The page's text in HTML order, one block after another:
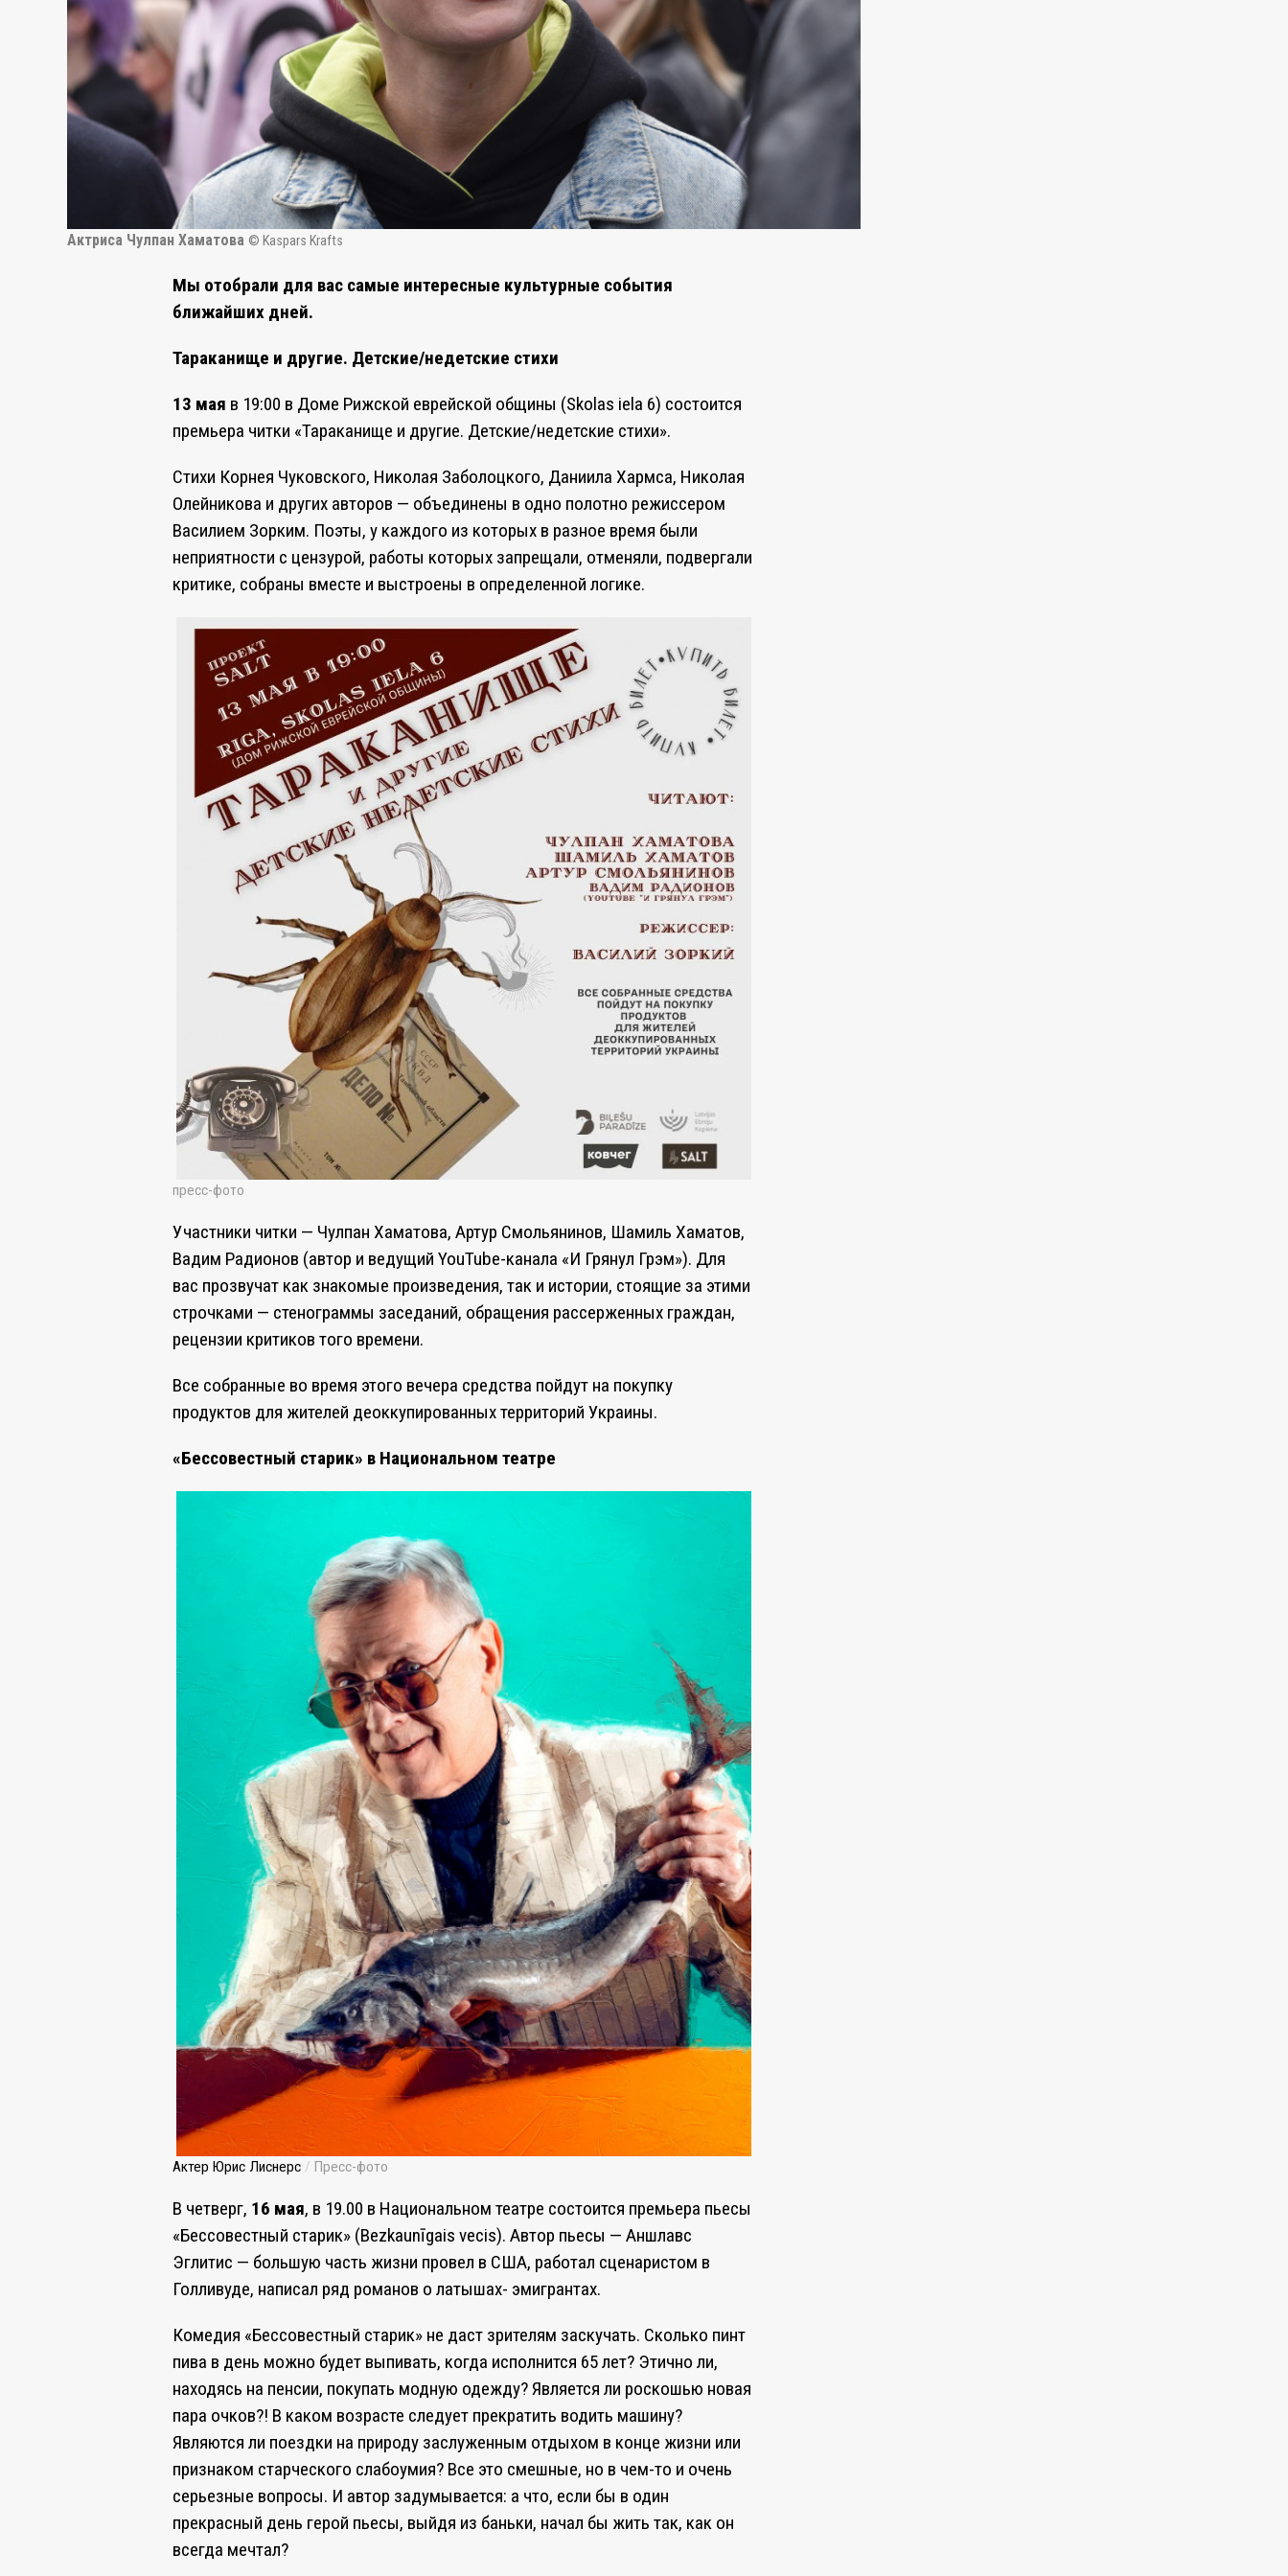
Актриса Чулпан Хаматова © Kaspars Krafts
Мы отобрали для вас самые интересные культурные события
ближайших дней.
Тараканище и другие. Детские/недетские стихи
13 мая в 19:00 в Доме Рижской еврейской общины (Skolas iela 6) состоится
премьера читки «Тараканище и другие. Детские/недетские стихи».
Стихи Корнея Чуковского, Николая Заболоцкого, Даниила Хармса, Николая
Олейникова и других авторов — объединены в одно полотно режиссером
Василием Зорким. Поэты, у каждого из которых в разное время были
неприятности с цензурой, работы которых запрещали, отменяли, подвергали
критике, собраны вместе и выстроены в определенной логике.
пресс-фото
Участники читки — Чулпан Хаматова, Артур Смольянинов, Шамиль Хаматов,
Вадим Радионов (автор и ведущий YouTube-канала «И Грянул Грэм»). Для
вас прозвучат как знакомые произведения, так и истории, стоящие за этими
строчками — стенограммы заседаний, обращения рассерженных граждан,
рецензии критиков того времени.
Все собранные во время этого вечера средства пойдут на покупку
продуктов для жителей деоккупированных территорий Украины.
«Бессовестный старик» в Национальном театре
Актер Юрис Лиснерс /Пресс-фото
В четверг, 16 мая, в 19.00 в Национальном театре состоится премьера пьесы
«Бессовестный старик» (Bezkaunīgais vecis). Автор пьесы — Аншлавс
Эглитис — большую часть жизни провел в США, работал сценаристом в
Голливуде, написал ряд романов о латышах- эмигрантах.
Комедия «Бессовестный старик» не даст зрителям заскучать. Сколько пинт
пива в день можно будет выпивать, когда исполнится 65 лет? Этично ли,
находясь на пенсии, покупать модную одежду? Является ли роскошью новая
пара очков?! В каком возрасте следует прекратить водить машину?
Являются ли поездки на природу заслуженным отдыхом в конце жизни или
признаком старческого слабоумия? Все это смешные, но в чем-то и очень
серьезные вопросы. И автор задумывается: а что, если бы в один
прекрасный день герой пьесы, выйдя из баньки, начал бы жить так, как он
всегда мечтал?